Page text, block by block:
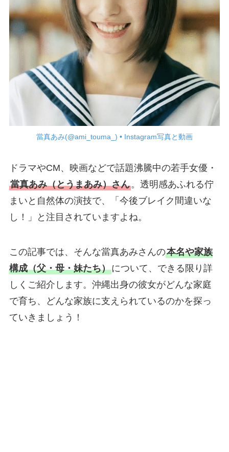
當真あみ(@ami_touma_) • Instagram写真と動画
ドラマやCM、映画などで話題沸騰中の若手女優・
當真あみ（とうまあみ）さん。透明感あふれる佇
まいと自然体の演技で、「今後ブレイク間違いな
し！」と注目されていますよね。
この記事では、そんな當真あみさんの本名や家族
構成（父・母・妹たち）について、できる限り詳
しくご紹介します。沖縄出身の彼女がどんな家庭
で育ち、どんな家族に支えられているのかを探っ
ていきましょう！